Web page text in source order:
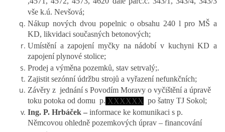
vše k.ú. Nevšová;
Nákup nových dvou popelnic o obsahu 240 l pro MŠ a
KD, likvidaci současných betonových;
Umístění a zapojení myčky na nádobí v kuchyni KD a
zapojení plynové stolice;
Prodej a výměna pozemků, stav setrvalý;.
Zajistit sezónní údržbu strojů a vyřazení nefunkčních;
Závěry z jednání s Povodím Moravy o vyčištění a úpravě
toku potoka od domu p. XXXXXX po šatny TJ Sokol;
Ing. P. Hrbáček – informace ke komunikaci s p.
Němcovou ohledně pozemkových úprav – financování